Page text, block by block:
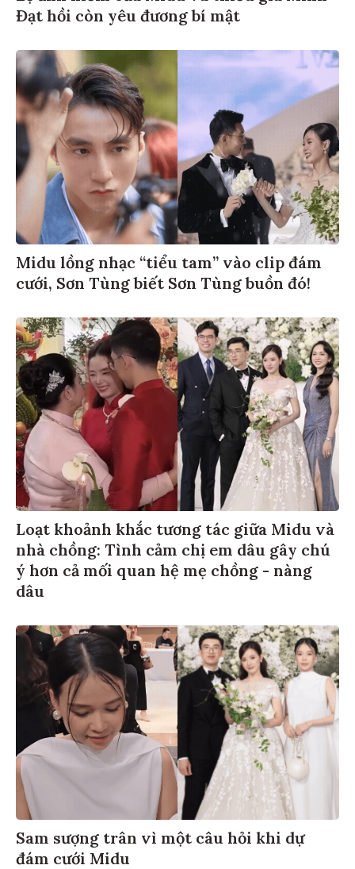
Đạt hồi còn yêu đương bí mật
Midu lồng nhạc “tiểu tam” vào clip đám
cưới, Sơn Tùng biết Sơn Tùng buồn đó!
Loạt khoảnh khắc tương tác giữa Midu và
nhà chồng: Tình cảm chị em dâu gây chú
ý hơn cả mối quan hệ mẹ chồng - nàng
dâu
Sam sượng trân vì một câu hỏi khi dự
đám cưới Midu